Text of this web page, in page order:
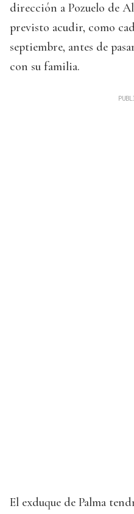
dirección a Pozuelo de
previsto acudir, como
septiembre, antes de
con su familia.
El exduque de Palma